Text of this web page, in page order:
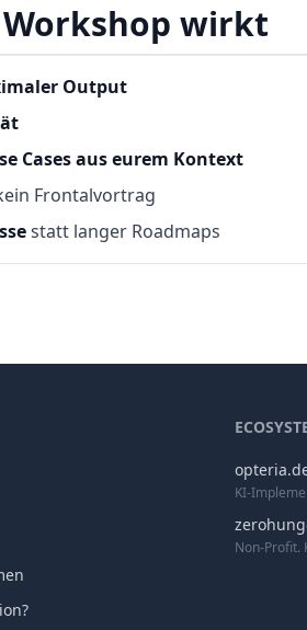
wirkt
Output
Cases aus eurem Kontext
Frontalvortrag
statt langer Roadmaps
KI-
Non-Profit.